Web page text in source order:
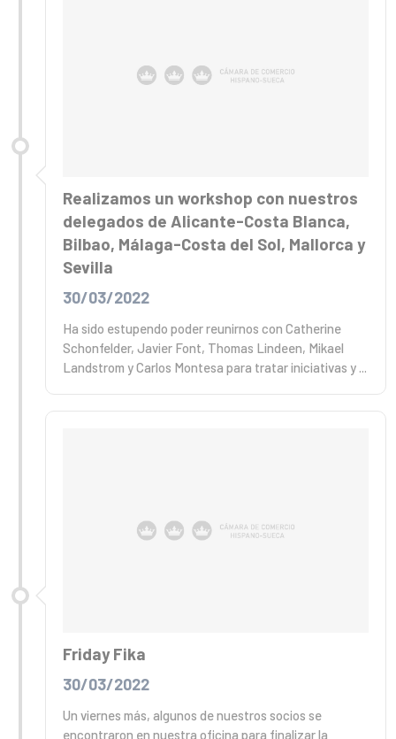
Realizamos un workshop con nuestros
delegados de Alicante-Costa Blanca,
Bilbao, Málaga-Costa del Sol, Mallorca y
Sevilla
30/03/2022
Ha sido estupendo poder reunirnos con Catherine
Schonfelder, Javier Font, Thomas Lindeen, Mikael
Landstrom y Carlos Montesa para tratar iniciativas y ...
Friday Fika
30/03/2022
Un viernes más, algunos de nuestros socios se
encontraron en nuestra oficina para finalizar la